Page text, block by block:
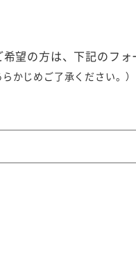
望の方は、下記のフォ
かじめご了承ください。）